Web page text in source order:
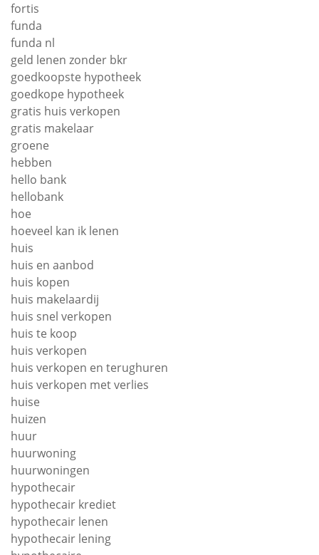
fortis
funda
funda nl
geld lenen zonder bkr
goedkoopste hypotheek
goedkope hypotheek
gratis huis verkopen
gratis makelaar
groene
hebben
hello bank
hellobank
hoe
hoeveel kan ik lenen
huis
huis en aanbod
huis kopen
huis makelaardij
huis snel verkopen
huis te koop
huis verkopen
huis verkopen en terughuren
huis verkopen met verlies
huise
huizen
huur
huurwoning
huurwoningen
hypothecair
hypothecair krediet
hypothecair lenen
hypothecair lening